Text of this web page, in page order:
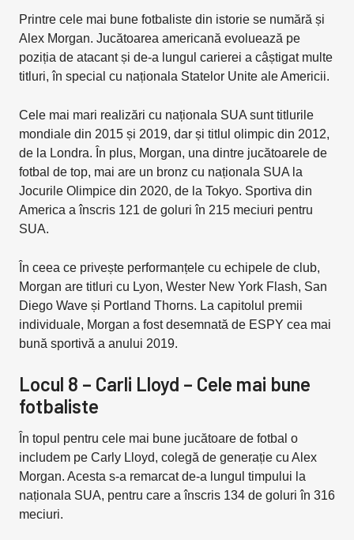
Printre cele mai bune fotbaliste din istorie se numără și
Alex Morgan. Jucătoarea americană evoluează pe
poziția de atacant și de-a lungul carierei a câștigat multe
titluri, în special cu naționala Statelor Unite ale Americii.
Cele mai mari realizări cu naționala SUA sunt titlurile
mondiale din 2015 și 2019, dar și titlul olimpic din 2012,
de la Londra. În plus, Morgan, una dintre jucătoarele de
fotbal de top, mai are un bronz cu naționala SUA la
Jocurile Olimpice din 2020, de la Tokyo. Sportiva din
America a înscris 121 de goluri în 215 meciuri pentru
SUA.
În ceea ce privește performanțele cu echipele de club,
Morgan are titluri cu Lyon, Wester New York Flash, San
Diego Wave și Portland Thorns. La capitolul premii
individuale, Morgan a fost desemnată de ESPY cea mai
bună sportivă a anului 2019.
Locul 8 – Carli Lloyd – Cele mai bune
fotbaliste
În topul pentru cele mai bune jucătoare de fotbal o
includem pe Carly Lloyd, colegă de generație cu Alex
Morgan. Acesta s-a remarcat de-a lungul timpului la
naționala SUA, pentru care a înscris 134 de goluri în 316
meciuri.